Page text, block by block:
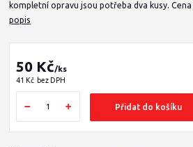
kompletní opravu jsou potřeba dva kusy.
popis
50 Kč/ks
41 Kč bez DPH
Přidat do košíku